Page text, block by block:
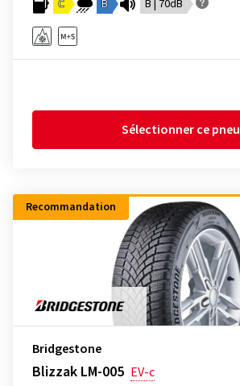
C B B | 70dB
Sélectionner ce pneu
Recommandation
Bridgestone
Blizzak LM-005 EV-c